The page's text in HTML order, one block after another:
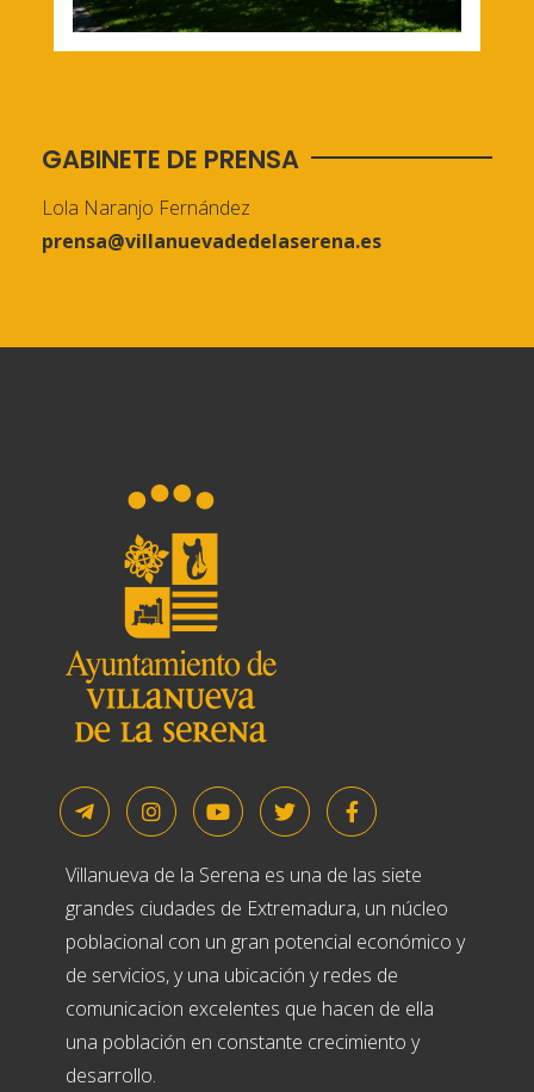
GABINETE DE PRENSA
Lola Naranjo Fernández
prensa@villanuevadedelaserena.es
Villanueva de la Serena es una de las siete
grandes ciudades de Extremadura, un núcleo
poblacional con un gran potencial económico y
de servicios, y una ubicación y redes de
comunicacion excelentes que hacen de ella
una población en constante crecimiento y
desarrollo.